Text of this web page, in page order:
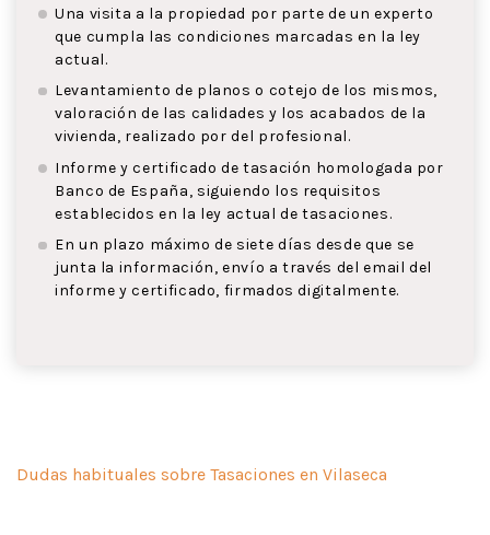
Una visita a la propiedad por parte de un experto
que cumpla las condiciones marcadas en la ley
actual.
Levantamiento de planos o cotejo de los mismos,
valoración de las calidades y los acabados de la
vivienda, realizado por del profesional.
Informe y certificado de tasación homologada por
Banco de España, siguiendo los requisitos
establecidos en la ley actual de tasaciones.
En un plazo máximo de siete días desde que se
junta la información, envío a través del email del
informe y certificado, firmados digitalmente.
Dudas habituales sobre Tasaciones en Vilaseca